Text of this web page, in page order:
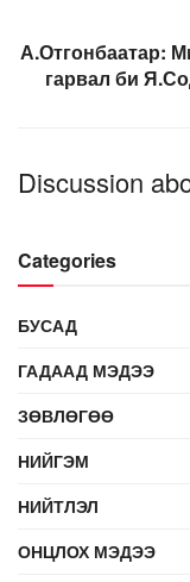
А.Отгонбаатар:
гарвал би
Discussion
Categories
БУСАД
ГАДААД МЭДЭЭ
ЗӨВЛӨГӨӨ
НИЙГЭМ
НИЙТЛЭЛ
ОНЦЛОХ МЭДЭЭ